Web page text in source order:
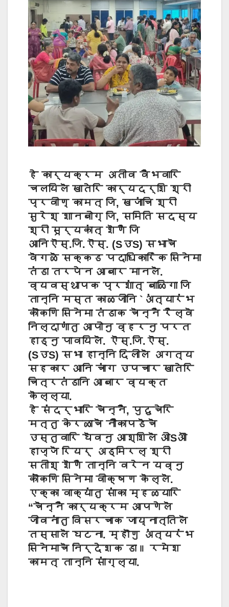
हे कार्यक्रम अतीव वैभवारि
चलयिलॆ खातेरि कार्यदर्शि श्री
प्रवीण् कामत् जि, खजांचि श्री
सुरेश् शानबोग् जि, समिति सदस्य
श्री सूर्यकांत् शॆणै जि
आनि‌ऎस्.जि.ऎस्. (SउS) सभाचॆ
वॆगळॆ सक्कड पदाधिकारिंक सिनेमा
तंडा तरपेन आबार मानलॆ.
व्यवस्थापक प्रशांत् बाळिगा जि
तान्नि मस्त काळजीनि `अंत्यारंभ
कॊंकणि सिनेमा तंडाक चॆन्नै रैल्वॆ
निल्दाणांतु आपोनु व्हरनु परत
हाड्नु पावयिलॆ. ऎस्.जि.ऎस्.
(SउS) सभा हान्नि दिलीलॆ अगत्य
सहकार आनि चांग उपचार खातेरि
चित्रतंडानि आबार व्यक्त
कॆल्ल्या.
हे संदर्भारि चॆन्नै, पुदुचेरि
मत्तु केरळाचॆ नौकापडॆचॆ
उस्तुवारि घॆवनु आश्शिलॆ ओSऒ
हाज्जॆ रियर् अड्मिरल् श्री
सतीश् शॆणै तान्नि वरेन यव्नु
कॊंकणि सिनेमा वीक्षण कॆल्लॆ.
एक्का वाक्यांतु सांका म्हळयारि
“चॆन्नै कार्यक्रम आपणेलॆ
जीवनांतु विसरचाक जाय्नात्तिलॆ
तस्सालॆ घटना. म्हॊणु अंत्यरंभ
सिनेमाचॆ निर्देशक डा॥ रमेश
कामत् तान्नि सांग्ल्या.